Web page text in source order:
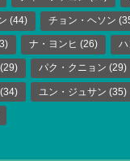
(44) チョン・ヘソン
ナ・ヨンヒ (26) ハ
(29) パク・クニョン (29)
(34) ユン・ジュサン (35)